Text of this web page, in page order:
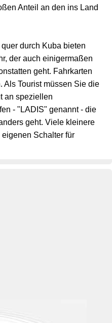
Anteil an den ins Land
durch Kuba bieten
der auch einigermaßen
geht. Fahrkarten
Als Tourist müssen Sie die
an speziellen
- "LADIS" genannt - die
geht. Viele kleinere
Schalter für